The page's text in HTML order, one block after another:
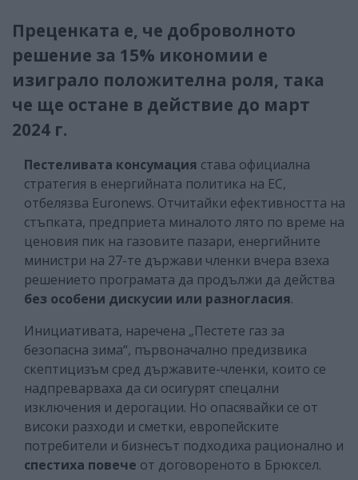
Преценката е, че доброволното
решение за 15% икономии е
изиграло положителна роля, така
че ще остане в действие до март
2024 г.
Пестеливата консумация става официална
стратегия в енергийната политика на ЕС,
отбелязва Еuronews. Отчитайки ефективността на
стъпката, предприета миналото лято по време на
ценовия пик на газовите пазари, енергийните
министри на 27-те държави членки вчера взеха
решението програмата да продължи да действа
без особени дискусии или разногласия.
Инициативата, наречена „Пестете газ за
безопасна зима“, първоначално предизвика
скептицизъм сред държавите-членки, които се
надпреварваха да си осигурят спецални
изключения и дерогации. Но опасявайки се от
високи разходи и сметки, европейските
потребители и бизнесът подходиха рационално и
спестиха повече от договореното в Брюксел.